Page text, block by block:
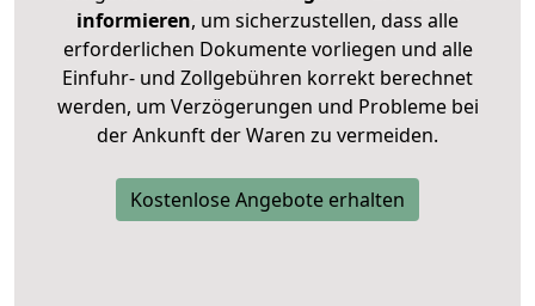
informieren, um sicherzustellen, dass alle
erforderlichen Dokumente vorliegen und alle
Einfuhr- und Zollgebühren korrekt berechnet
werden, um Verzögerungen und Probleme bei
der Ankunft der Waren zu vermeiden.
Kostenlose Angebote erhalten